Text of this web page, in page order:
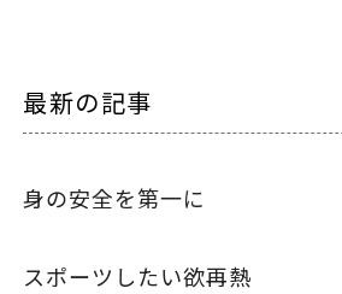
最新の記事
身の安全を第一に
スポーツしたい欲再熱